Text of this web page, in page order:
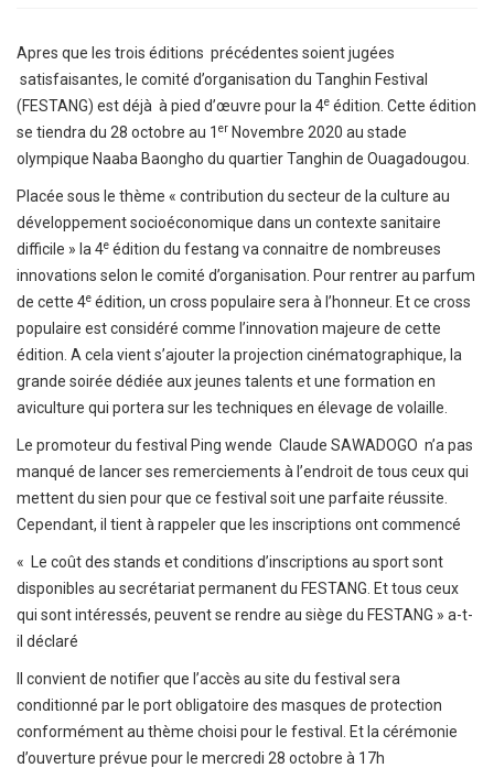
Apres que les trois éditions précédentes soient jugées
satisfaisantes, le comité d’organisation du Tanghin Festival
(FESTANG) est déjà à pied d’œuvre pour la 4e édition. Cette édition
se tiendra du 28 octobre au 1 er Novembre 2020 au stade
olympique Naaba Baongho du quartier Tanghin de Ouagadougou.
Placée sous le thème « contribution du secteur de la culture au
développement socioéconomique dans un contexte sanitaire
difficile » la 4e édition du festang va connaitre de nombreuses
innovations selon le comité d’organisation. Pour rentrer au parfum
de cette 4e édition, un cross populaire sera à l’honneur. Et ce cross
populaire est considéré comme l’innovation majeure de cette
édition. A cela vient s’ajouter la projection cinématographique, la
grande soirée dédiée aux jeunes talents et une formation en
aviculture qui portera sur les techniques en élevage de volaille.
Le promoteur du festival Ping wende Claude SAWADOGO n’a pas
manqué de lancer ses remerciements à l’endroit de tous ceux qui
mettent du sien pour que ce festival soit une parfaite réussite.
Cependant, il tient à rappeler que les inscriptions ont commencé
« Le coût des stands et conditions d’inscriptions au sport sont
disponibles au secrétariat permanent du FESTANG. Et tous ceux
qui sont intéressés, peuvent se rendre au siège du FESTANG » a-t-
il déclaré
Il convient de notifier que l’accès au site du festival sera
conditionné par le port obligatoire des masques de protection
conformément au thème choisi pour le festival. Et la cérémonie
d’ouverture prévue pour le mercredi 28 octobre à 17h